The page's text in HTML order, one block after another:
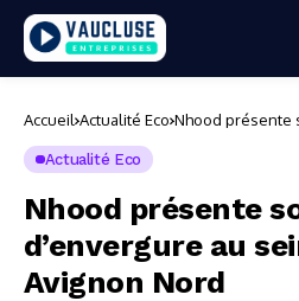
Accueil Actualité Eco Nhood présente
Actualité Eco
Nhood présente
d’envergure au
Avignon Nord